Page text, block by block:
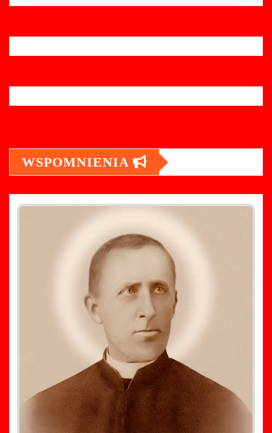
WSPOMNIENIA